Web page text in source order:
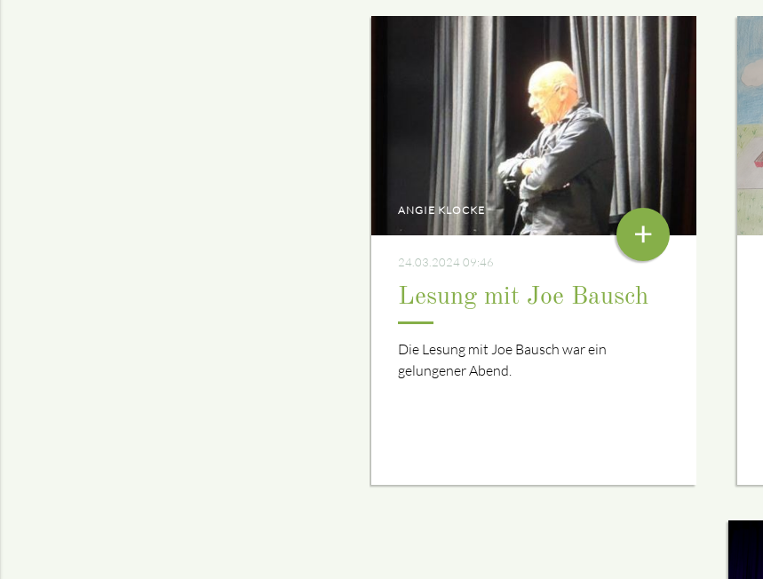
ANGIE KLOCKE
24.03.2024 09:46
Lesung mit Joe Bausch
Die Lesung mit Joe Bausch war ein
gelungener Abend.
+